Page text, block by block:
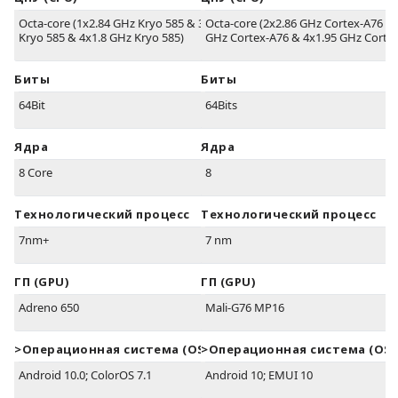
Octa-core (1x2.84 GHz Kryo 585 & 3x2.42 GHz
Kryo 585 & 4x1.8 GHz Kryo 585)
Биты
64Bit
Ядра
8 Core
Технологический процесс
7nm+
ГП (GPU)
Adreno 650
>Oперационная система (OS)
Android 10.0; ColorOS 7.1
Octa-core (2x2.86 GHz Cortex-A76 &
GHz Cortex-A76 & 4x1.95 GHz
Биты
64Bits
Ядра
8
Технологический процесс
7 nm
ГП (GPU)
Mali-G76 MP16
>Oперационная система (OS)
Android 10; EMUI 10